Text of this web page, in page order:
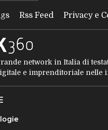
Rss Feed Privacy e
network in Italia di
e imprenditoriale nelle